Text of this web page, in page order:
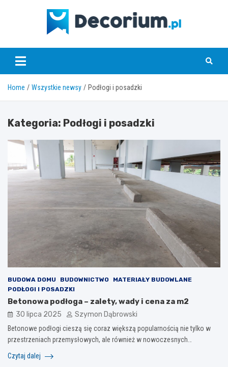
decorium.pl
Home Wszystkie newsy Podłogi i posadzki
Kategoria: Podłogi i posadzki
BUDOWA DOMU BUDOWNICTWO
MATERIAŁY BUDOWLANE
PODŁOGI I POSADZKI
Betonowa podłoga – zalety, wady i cena za m2
30 lipca 2025 Szymon Dąbrowski
Betonowe podłogi cieszą się coraz większą popularnością nie tylko w
przestrzeniach przemysłowych, ale również w nowoczesnych…
Czytaj dalej